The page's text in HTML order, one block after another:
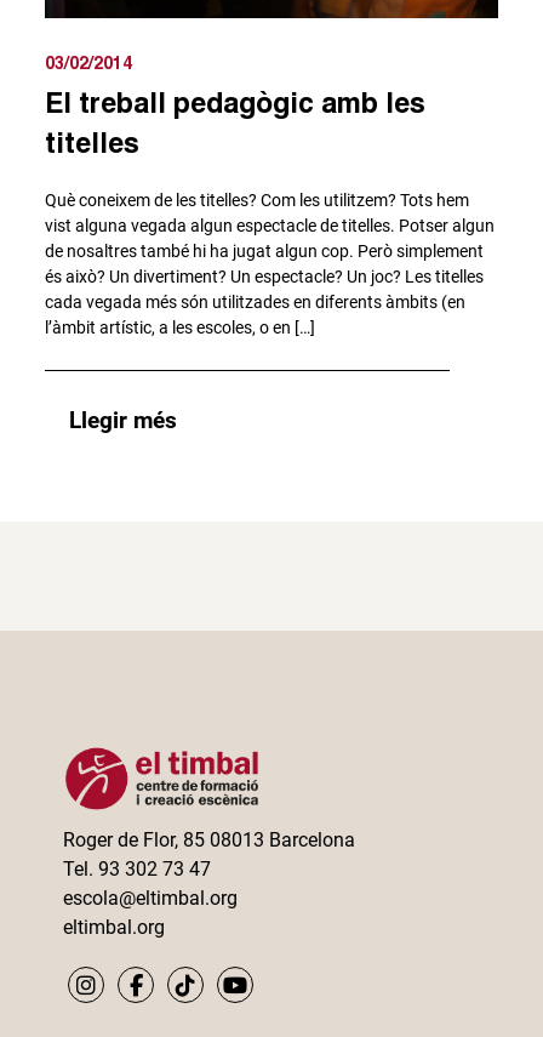
03/02/2014
El treball pedagògic amb les
titelles
Què coneixem de les titelles? Com les utilitzem? Tots hem
vist alguna vegada algun espectacle de titelles. Potser algun
de nosaltres també hi ha jugat algun cop. Però simplement
és això? Un divertiment? Un espectacle? Un joc? Les titelles
cada vegada més són utilitzades en diferents àmbits (en
l’àmbit artístic, a les escoles, o en […]
Llegir més
Roger de Flor, 85 08013 Barcelona
Tel. 93 302 73 47
escola@eltimbal.org
eltimbal.org